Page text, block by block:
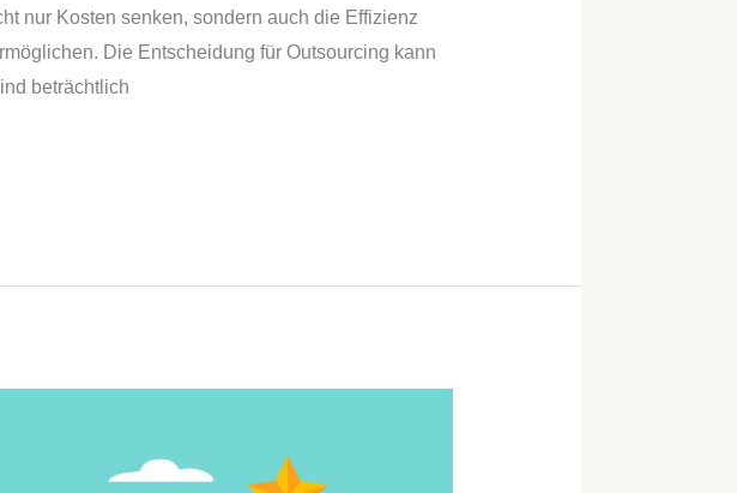
nur Kosten senken, sondern auch die Effizienz
Die Entscheidung für Outsourcing kann
beträchtlich